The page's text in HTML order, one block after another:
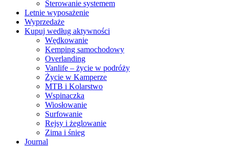
Sterowanie systemem
Letnie wyposażenie
Wyprzedaże
Kupuj według aktywności
Wędkowanie
Kemping samochodowy
Overlanding
Vanlife – życie w podróży
Życie w Kamperze
MTB i Kolarstwo
Wspinaczka
Wiosłowanie
Surfowanie
Rejsy i żeglowanie
Zima i śnieg
Journal